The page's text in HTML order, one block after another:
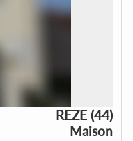
REZE (44)
Maison